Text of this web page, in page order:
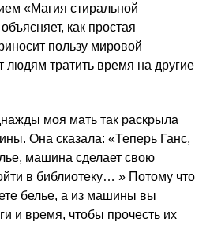
«Магия стиральной
как простая
пользу мировой
людям тратить время на другие
моя мать так раскрыла
Она сказала: «Теперь Ганс,
машина сделает свою
в библиотеку… » Потому что
белье, а из машины вы
и время, чтобы прочесть их